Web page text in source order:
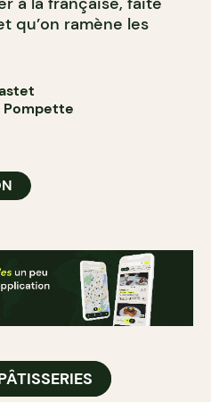
qu’on ramène les
Pompette